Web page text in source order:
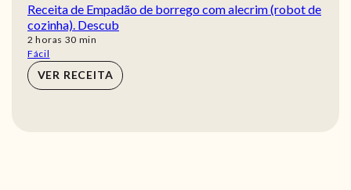
Receita de Empadão de borrego com alecrim (robot de
cozinha). Descub
2 horas
horas 30 min
min
Fácil
VER RECEITA